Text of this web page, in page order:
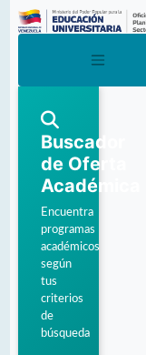
Buscador
de Oferta
Académica
Encuentra
programas
académicos
según
tus
criterios
de
búsqueda